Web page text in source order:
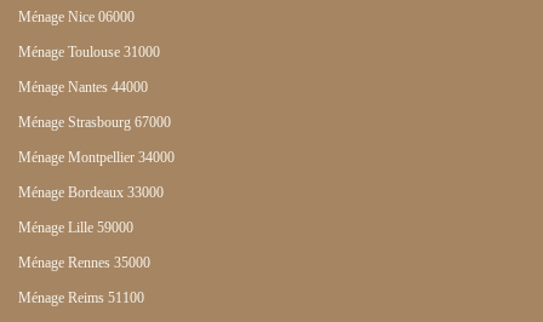
Ménage Nice 06000
Ménage Toulouse 31000
Ménage Nantes 44000
Ménage Strasbourg 67000
Ménage Montpellier 34000
Ménage Bordeaux 33000
Ménage Lille 59000
Ménage Rennes 35000
Ménage Reims 51100